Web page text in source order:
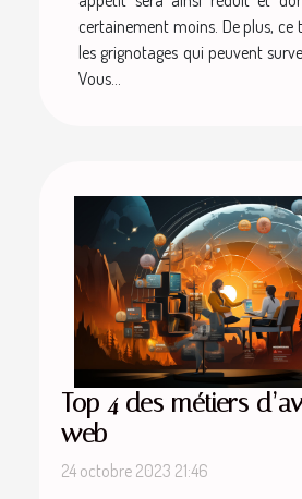
certainement moins. De plus, ce
les grignotages qui peuvent
Vous...
Top 4 des métiers
web
24 octobre 2023 21:46